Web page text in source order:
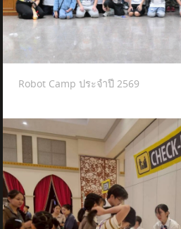
Robot Camp ประจำปี 2569